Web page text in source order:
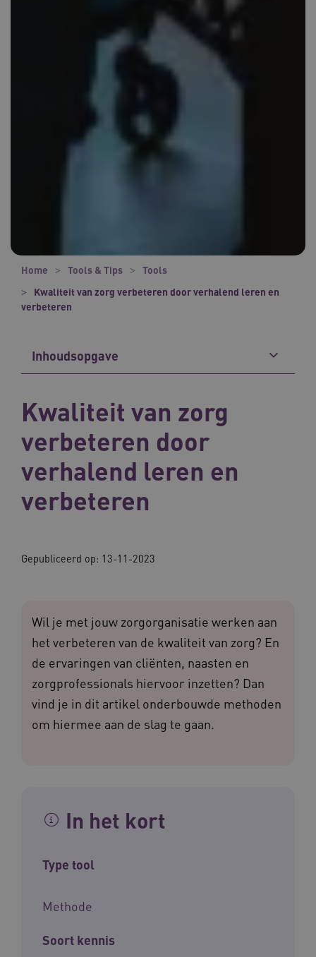
Home Tools & Tips
Tools
Kwaliteit van zorg verbeteren door verhalend leren en
verbeteren
Inhoudsopgave
Kwaliteit van zorg
verbeteren door
verhalend leren en
verbeteren
Gepubliceerd op: 13-11-2023
Wil je met jouw zorgorganisatie werken aan
het verbeteren van de kwaliteit van zorg? En
de ervaringen van cliënten, naasten en
zorgprofessionals hiervoor inzetten? Dan
vind je in dit artikel onderbouwde methoden
om hiermee aan de slag te gaan.
In het kort
Type tool
Methode
Soort kennis